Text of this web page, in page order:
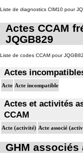
Liste de diagnostics CIM10 pour
Actes CCAM
JQGB829
Liste de codes CCAM pour
Actes
Acte Acte incompatible
Actes et activités
CCAM
Acte (activité) Acte associé
GHM associés